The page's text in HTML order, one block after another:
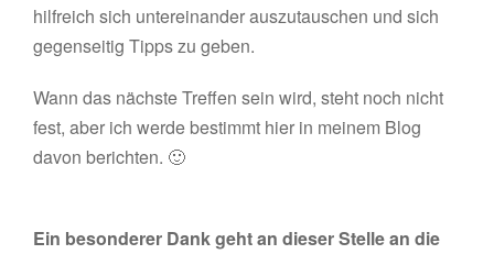
hilfreich sich untereinander auszutauschen und sich
gegenseitig Tipps zu geben.
Wann das nächste Treffen sein wird, steht noch nicht
fest, aber ich werde bestimmt hier in meinem Blog
davon berichten. 🙂
Ein besonderer Dank geht an dieser Stelle an die